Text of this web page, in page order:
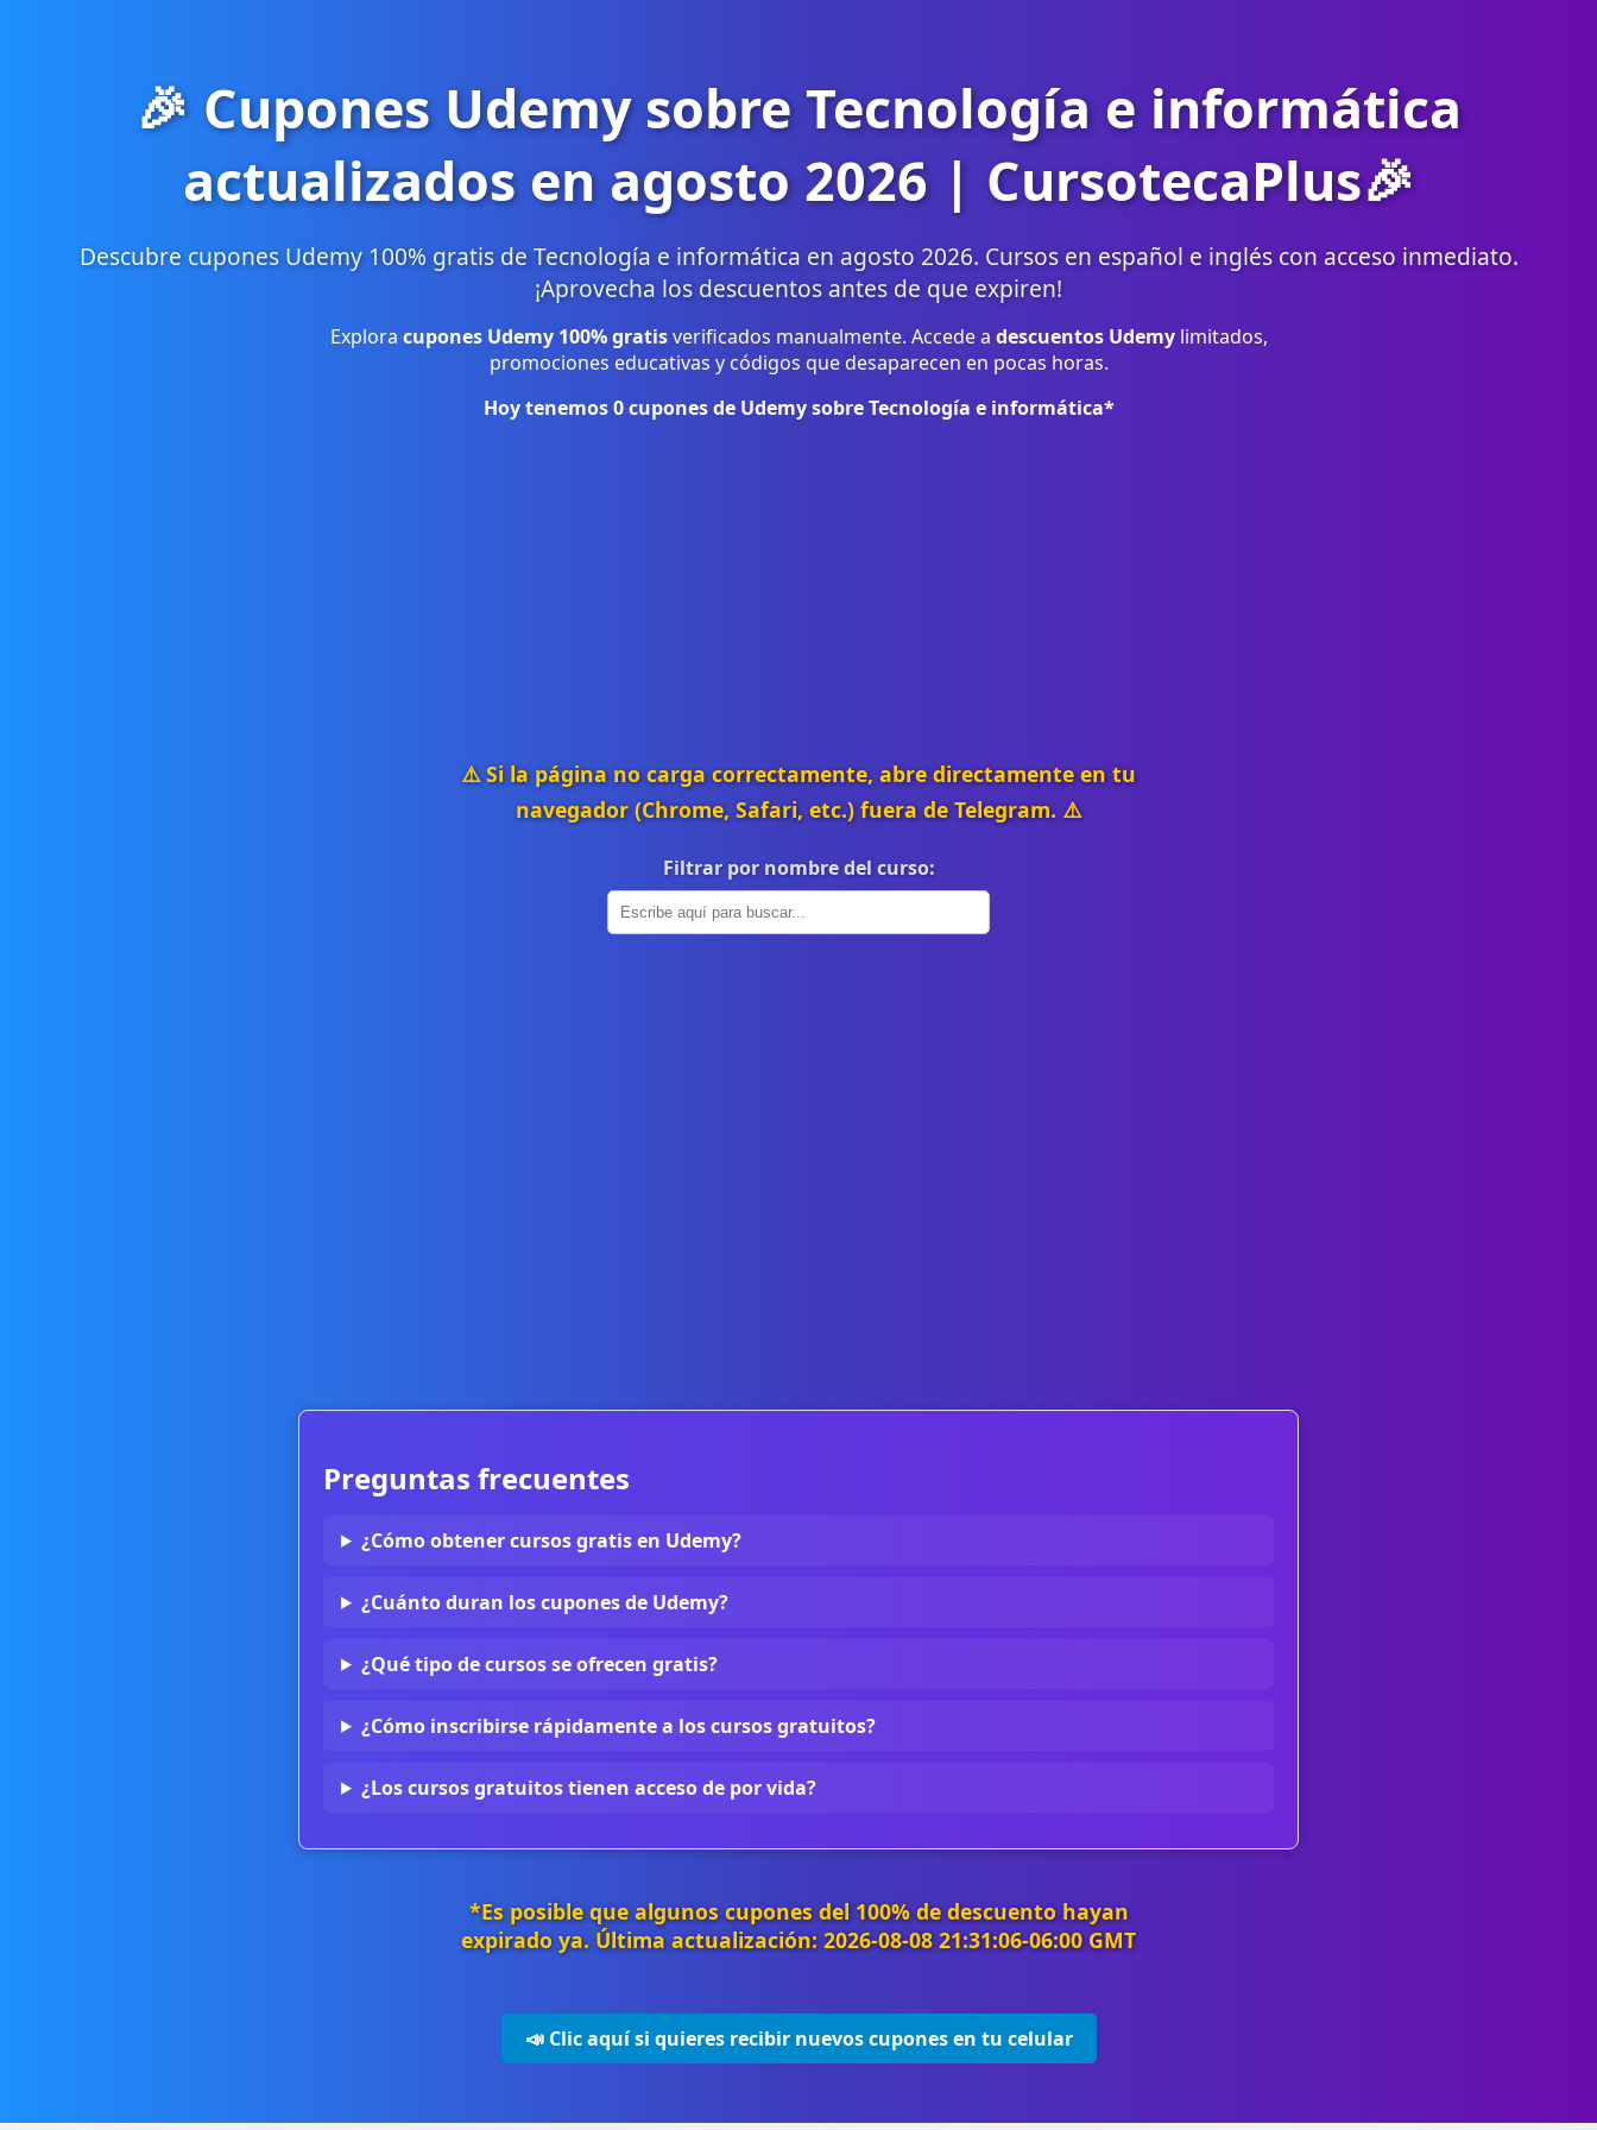
🎉 Cupones Udemy sobre Tecnología e informática
actualizados en agosto 2026 | CursotecaPlus🎉
Descubre cupones Udemy 100% gratis de Tecnología e informática en agosto 2026. Cursos en español e inglés con acceso inmediato.
¡Aprovecha los descuentos antes de que expiren!
Explora cupones Udemy 100% gratisverificados manualmente. Accede a descuentos Udemylimitados,
promociones educativas y códigos que desaparecen en pocas horas.
Hoy tenemos0cupones de Udemy sobre Tecnología e informática*
⚠️ Si la página no carga correctamente, abre directamente en tu
navegador (Chrome, Safari, etc.) fuera de Telegram. ⚠️
Filtrar por nombre del curso:
Preguntas frecuentes
¿Cómo obtener cursos gratis en Udemy?
¿Cuánto duran los cupones de Udemy?
¿Qué tipo de cursos se ofrecen gratis?
¿Cómo inscribirse rápidamente a los cursos gratuitos?
¿Los cursos gratuitos tienen acceso de por vida?
*Es posible que algunos cupones del 100% de descuento hayan
expirado ya. Última actualización: 2026-08-08 21:31:06-06:00 GMT
📣 Clic aquí si quieres recibir nuevos cupones en tu celular